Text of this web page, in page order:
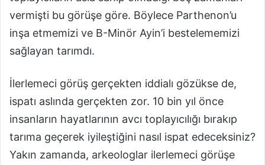
vermişti bu görüşe göre. Böylece Parthenon’u
inşa etmemizi ve B-Minör Ayin’i bestelememizi
sağlayan tarımdı.
İlerlemeci görüş gerçekten iddialı gözükse de,
ispatı aslında gerçekten zor. 10 bin yıl önce
insanların hayatlarının avcı toplayıcılığı bırakıp
tarıma geçerek iyileştiğini nasıl ispat edeceksiniz?
Yakın zamanda, arkeologlar ilerlemeci görüşe